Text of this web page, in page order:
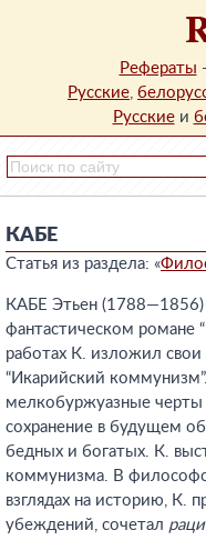
Рефераты -
Русские,
Русскиеи
КАБЕ
Статья из раздела: «
КАБЕ Этьен
фантастическом романе
работах К. изложил
“Икарийский
мелкобуржуазные черты
сохранение в будущем
бедных и богатых. К.
коммунизма. В
взглядах на историю, К.
убеждений, сочетал